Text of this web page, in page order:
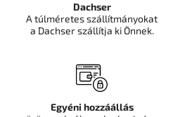
Dachser
A túlméretes szállítmányokat
a Dachser szállítja ki Önnek.
Egyéni hozzáállás